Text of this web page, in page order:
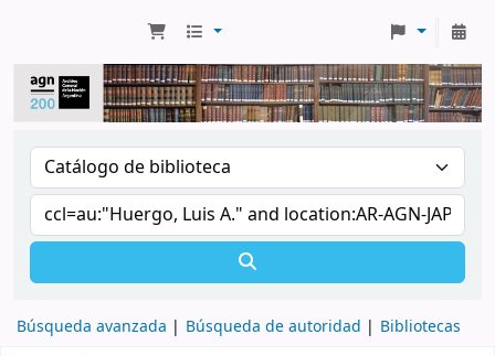
Búsqueda avanzada Búsqueda de autoridad Bibliotecas